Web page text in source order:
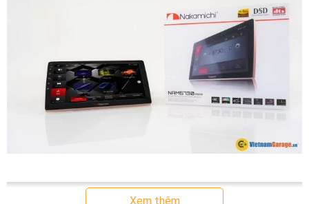
Xem thêm